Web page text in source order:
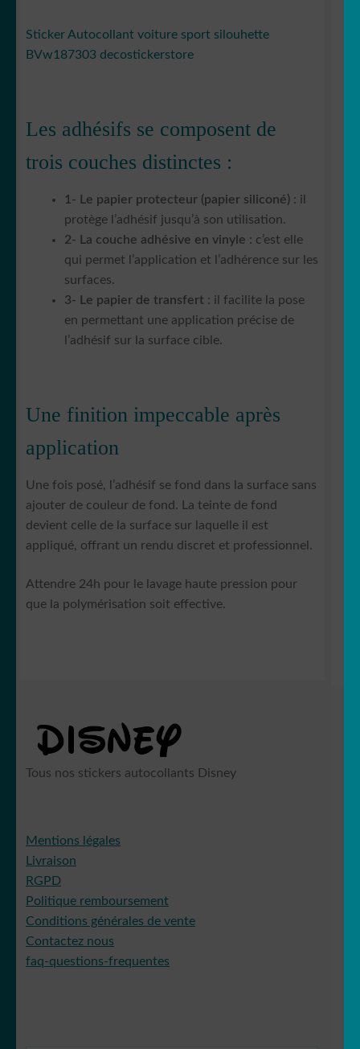
Sticker Autocollant voiture sport silouhette
BVw187303 decostickerstore
Les adhésifs se composent de
trois couches distinctes :
1- Le papier protecteur (papier siliconé) : il
protège l’adhésif jusqu’à son utilisation.
2- La couche adhésive en vinyle : c’est elle
qui permet l’application et l’adhérence sur les
surfaces.
3- Le papier de transfert : il facilite la pose
en permettant une application précise de
l’adhésif sur la surface cible.
Une finition impeccable après
application
Une fois posé, l’adhésif se fond dans la surface sans
ajouter de couleur de fond. La teinte de fond
devient celle de la surface sur laquelle il est
appliqué, offrant un rendu discret et professionnel.
Attendre 24h pour le lavage haute pression pour
que la polymérisation soit effective.
Tous nos stickers autocollants Disney
Mentions légales
Livraison
RGPD
Politique remboursement
Conditions générales de vente
Contactez nous
faq-questions-frequentes